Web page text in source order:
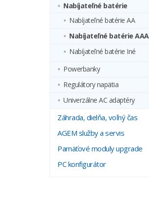
Nabíjateľné batérie
Nabíjateľné batérie AA
Nabíjateľné batérie AAA
Nabíjateľné batérie Iné
Powerbanky
Regulátory napätia
Univerzálne AC adaptéry
Záhrada, dielňa, voľný čas
AGEM služby a servis
Pamäťové moduly upgrade
PC konfigurátor